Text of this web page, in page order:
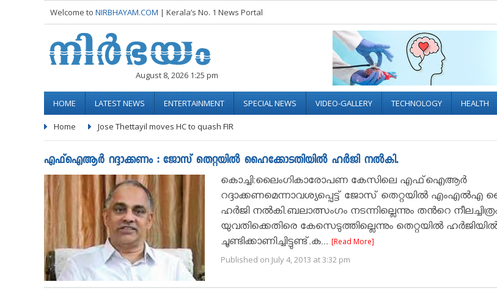
Welcome to NIRBHAYAM.COM | Kerala’s No. 1 News Portal
August 8, 2026 1:25 pm
HOME LATEST NEWS ENTERTAINMENT SPECIAL NEWS VIDEO-GALLERY TECHNOLOGY HEALTH
Home Jose Thettayil moves HC to quash FIR
എഫ്‌ഐആര്‍ റദ്ദാക്കണം : ജോസ് തെറ്റയില്‍ ഹൈക്കോടതിയില്‍ ഹര്‍ജി നല്‍കി.
കൊച്ചി:ലൈംഗികാരോപണ കേസിലെ എഫ്‌ഐആര്‍
റദ്ദാക്കണമെന്നാവശ്യപ്പെട്ട് ജോസ് തെറ്റയില്‍ എംഎല്‍എ
ഹര്‍ജി നല്‍കി.ബലാത്സംഗം നടന്നില്ലെന്നും തൻറെ
യുവതിക്കെതിരെ കേസെടുത്തില്ലെന്നും തെറ്റയില്‍
ചൂണ്ടിക്കാണിച്ചിട്ടുണ്ട്.ക... [Read More]
Published on July 4, 2013 at 3:32 pm